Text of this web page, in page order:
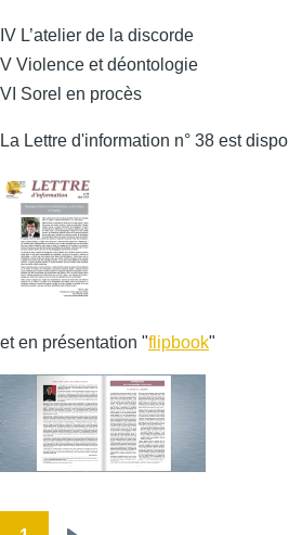
IV L’atelier de la discorde
V Violence et déontologie
VI Sorel en procès
La Lettre d'information n° 38 est
et en présentation "flipbook"